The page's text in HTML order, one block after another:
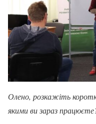
Олено, розкажіть
якими ви зараз